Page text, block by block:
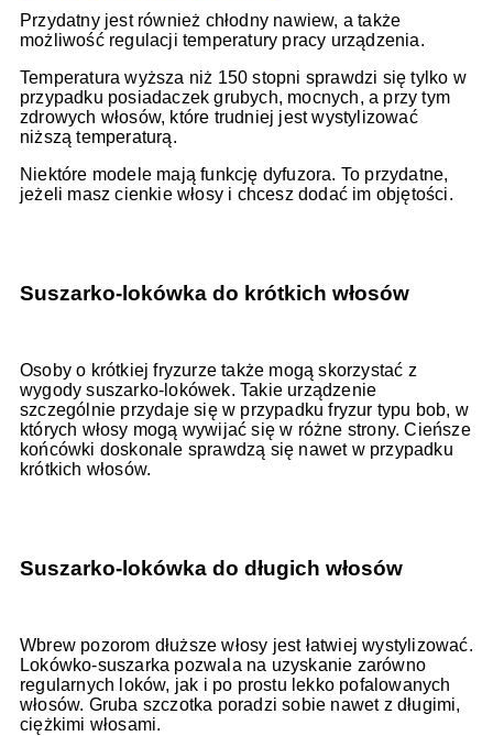
Przydatny jest również chłodny nawiew, a także
możliwość regulacji temperatury pracy urządzenia.
Temperatura wyższa niż 150 stopni sprawdzi się tylko w
przypadku posiadaczek grubych, mocnych, a przy tym
zdrowych włosów, które trudniej jest wystylizować
niższą temperaturą.
Niektóre modele mają funkcję dyfuzora. To przydatne,
jeżeli masz cienkie włosy i chcesz dodać im objętości.
Suszarko-lokówka do krótkich włosów
Osoby o krótkiej fryzurze także mogą skorzystać z
wygody suszarko-lokówek. Takie urządzenie
szczególnie przydaje się w przypadku fryzur typu bob, w
których włosy mogą wywijać się w różne strony. Cieńsze
końcówki doskonale sprawdzą się nawet w przypadku
krótkich włosów.
Suszarko-lokówka do długich włosów
Wbrew pozorom dłuższe włosy jest łatwiej wystylizować.
Lokówko-suszarka pozwala na uzyskanie zarówno
regularnych loków, jak i po prostu lekko pofalowanych
włosów. Gruba szczotka poradzi sobie nawet z długimi,
ciężkimi włosami.